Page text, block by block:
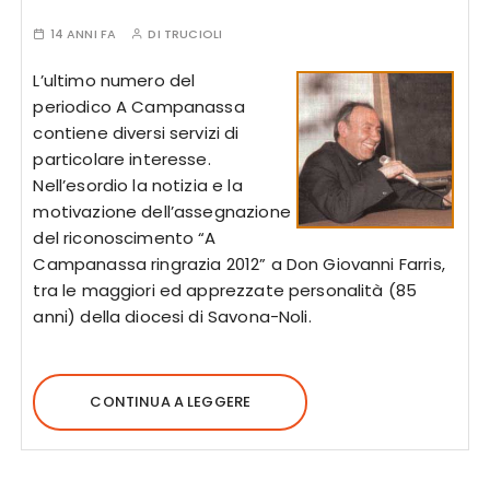
14 ANNI FA DI TRUCIOLI
L’ultimo numero del
periodico A Campanassa
contiene diversi servizi di
particolare interesse.
Nell’esordio la notizia e la
motivazione dell’assegnazione
del riconoscimento “A
Campanassa ringrazia 2012” a Don Giovanni Farris,
tra le maggiori ed apprezzate personalità (85
anni) della diocesi di Savona-Noli.
CONTINUA A LEGGERE